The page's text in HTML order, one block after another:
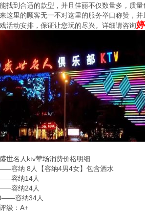
找到合适的款型，并且佳丽不仅数量多，质
这里的顾客无一不对这里的服务举口称赞，
活动安排，保证让您玩的尽兴。详细请咨询
世名人ktv荤场消费价格明细
容纳 8人【容纳4男4女】包含酒水
容纳14人
容纳24人
容纳34人
级：A+